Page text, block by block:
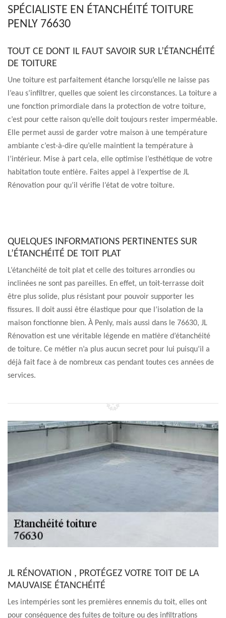
SPÉCIALISTE EN ÉTANCHÉITÉ TOITURE
PENLY 76630
TOUT CE DONT IL FAUT SAVOIR SUR L’ÉTANCHÉITÉ
DE TOITURE
Une toiture est parfaitement étanche lorsqu’elle ne laisse pas
l’eau s’infiltrer, quelles que soient les circonstances. La toiture a
une fonction primordiale dans la protection de votre toiture,
c’est pour cette raison qu’elle doit toujours rester imperméable.
Elle permet aussi de garder votre maison à une température
ambiante c’est-à-dire qu’elle maintient la température à
l’intérieur. Mise à part cela, elle optimise l’esthétique de votre
habitation toute entière. Faites appel à l’expertise de JL
Rénovation pour qu’il vérifie l’état de votre toiture.
QUELQUES INFORMATIONS PERTINENTES SUR
L’ÉTANCHÉITÉ DE TOIT PLAT
L’étanchéité de toit plat et celle des toitures arrondies ou
inclinées ne sont pas pareilles. En effet, un toit-terrasse doit
être plus solide, plus résistant pour pouvoir supporter les
fissures. Il doit aussi être élastique pour que l’isolation de la
maison fonctionne bien. À Penly, mais aussi dans le 76630, JL
Rénovation est une véritable légende en matière d’étanchéité
de toiture. Ce métier n’a plus aucun secret pour lui puisqu’il a
déjà fait face à de nombreux cas pendant toutes ces années de
services.
JL RÉNOVATION , PROTÉGEZ VOTRE TOIT DE LA
MAUVAISE ÉTANCHÉITÉ
Les intempéries sont les premières ennemis du toit, elles ont
pour conséquence des fuites de toiture ou des infiltrations